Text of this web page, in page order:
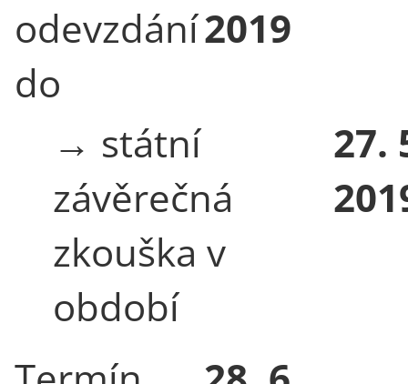
odevzdání
do
2019
→ státní
závěrečná
zkouška v
období
27.